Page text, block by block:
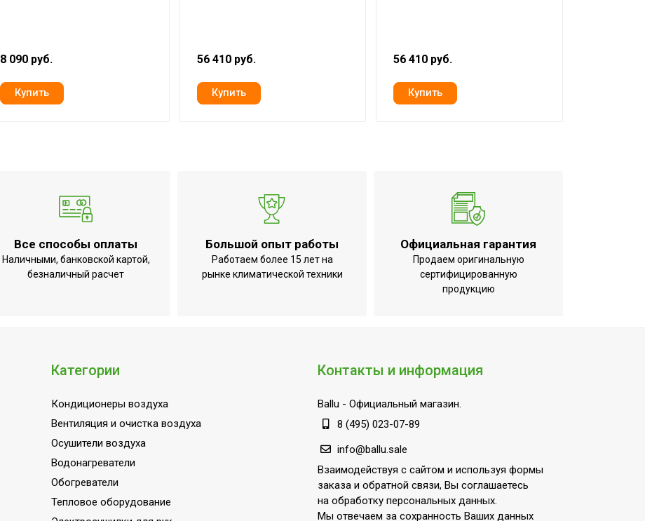
8 090 руб. 56 410 руб. 56 410 руб.
Все способы оплаты
Наличными, банковской картой,
безналичный расчет
Большой опыт работы
Работаем более 15 лет на
рынке климатической техники
Официальная гарантия
Продаем оригинальную
сертифицированную
продукцию
Категории
Кондиционеры воздуха
Вентиляция и очистка воздуха
Осушители воздуха
Водонагреватели
Обогреватели
Тепловое оборудование
Контакты и информация
Ballu - Официальный магазин.
8 (495) 023-07-89
info@ballu.sale
Взаимодействуя с сайтом и используя формы
заказа и обратной связи, Вы соглашаетесь
на обработку персональных данных.
Мы отвечаем за сохранность Ваших данных